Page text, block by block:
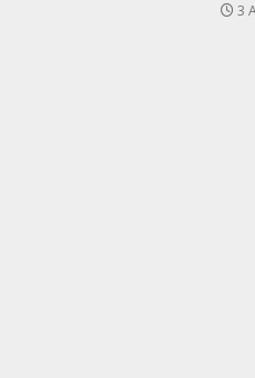
3